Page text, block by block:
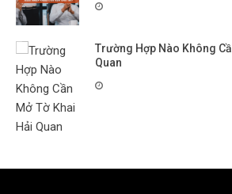
Trường Hợp Nào Không
Quan